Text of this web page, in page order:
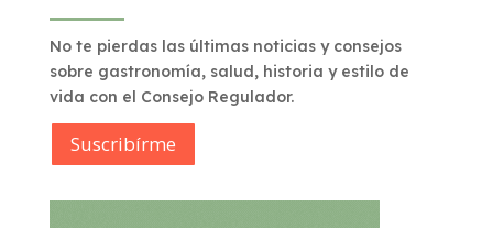
No te pierdas las últimas noticias y consejos
sobre gastronomía, salud, historia y estilo de
vida con el Consejo Regulador.
Suscribírme